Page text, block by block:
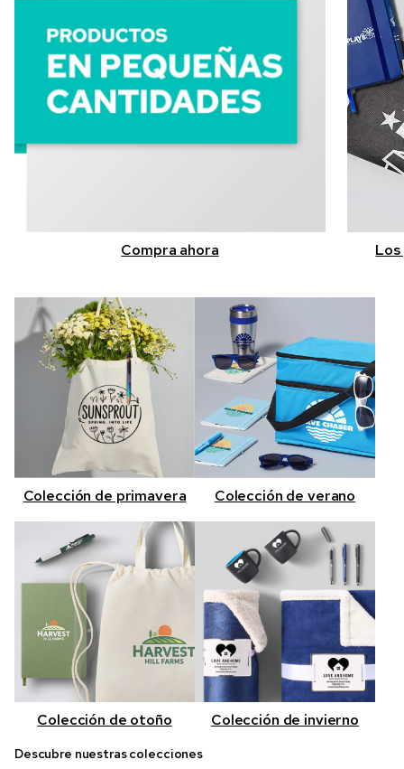
Compra ahora
Colección de primavera Colección de verano
Colección de otoño Colección de invierno
Descubre nuestras colecciones